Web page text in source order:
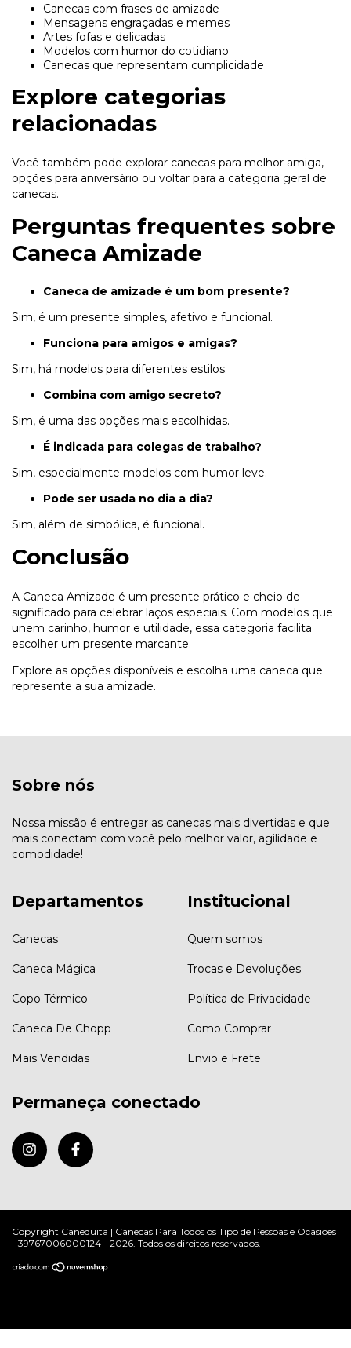
Canecas com frases de amizade
Mensagens engraçadas e memes
Artes fofas e delicadas
Modelos com humor do cotidiano
Canecas que representam cumplicidade
Explore categorias
relacionadas
Você também pode explorar canecas para melhor amiga,
opções para aniversário ou voltar para a categoria geral de
canecas.
Perguntas frequentes sobre
Caneca Amizade
Caneca de amizade é um bom presente?
Sim, é um presente simples, afetivo e funcional.
Funciona para amigos e amigas?
Sim, há modelos para diferentes estilos.
Combina com amigo secreto?
Sim, é uma das opções mais escolhidas.
É indicada para colegas de trabalho?
Sim, especialmente modelos com humor leve.
Pode ser usada no dia a dia?
Sim, além de simbólica, é funcional.
Conclusão
A Caneca Amizade é um presente prático e cheio de
significado para celebrar laços especiais. Com modelos que
unem carinho, humor e utilidade, essa categoria facilita
escolher um presente marcante.
Explore as opções disponíveis e escolha uma caneca que
represente a sua amizade.
Sobre nós
Nossa missão é entregar as canecas mais divertidas e que
mais conectam com você pelo melhor valor, agilidade e
comodidade!
Departamentos
Canecas
Caneca Mágica
Copo Térmico
Caneca De Chopp
Mais Vendidas
Institucional
Quem somos
Trocas e Devoluções
Política de Privacidade
Como Comprar
Envio e Frete
Permaneça conectado
Copyright Canequita | Canecas Para Todos os Tipo de Pessoas e Ocasiões
- 39767006000124 - 2026. Todos os direitos reservados.